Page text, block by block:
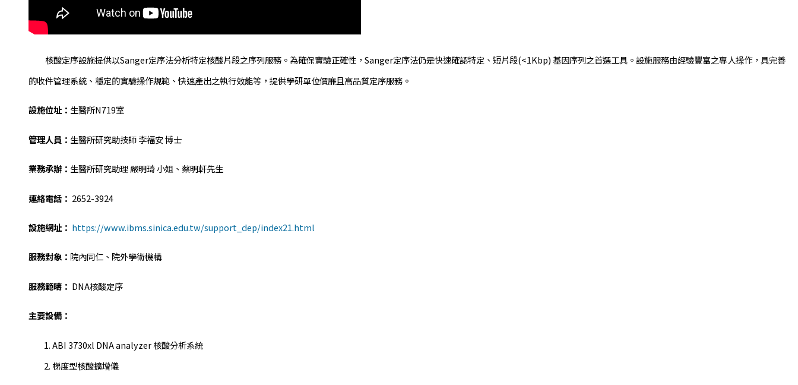
核酸定序設施提供以Sanger定序法分析特定核酸片段之序列服務。為確保實驗正確性，Sanger定序法仍是快速確認特定、短片段(<1Kbp) 基因序列之首選工具。設施服務由經驗豐富之專人操作，具完善
的收件管理系統、穩定的實驗操作規範、快速產出之執行效能等，提供學研單位價廉且高品質定序服務。
設施位址： 生醫所N719室
管理人員： 生醫所研究助技師 李福安 博士
業務承辦： 生醫所研究助理 嚴明琦 小姐、蔡明軒先生
連絡電話： 2652-3924
設施網址： https://www.ibms.sinica.edu.tw/support_dep/index21.html
服務對象： 院內同仁、院外學術機構
服務範疇： DNA核酸定序
主要設備：
ABI 3730xl DNA analyzer 核酸分析系統
梯度型核酸擴增儀